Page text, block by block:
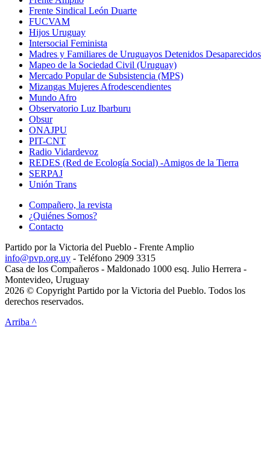
Frente Sindical León Duarte
FUCVAM
Hijos Uruguay
Intersocial Feminista
Madres y Familiares de Uruguayos Detenidos Desaparecidos
Mapeo de la Sociedad Civil (Uruguay)
Mercado Popular de Subsistencia (MPS)
Mizangas Mujeres Afrodescendientes
Mundo Afro
Observatorio Luz Ibarburu
Obsur
ONAJPU
PIT-CNT
Radio Vidardevoz
REDES (Red de Ecología Social) -Amigos de la Tierra
SERPAJ
Unión Trans
Compañero, la revista
¿Quiénes Somos?
Contacto
Partido por la Victoria del Pueblo - Frente Amplio
info@pvp.org.uy - Teléfono 2909 3315
Casa de los Compañeros - Maldonado 1000 esq. Julio Herrera -
Montevideo, Uruguay
2026 © Copyright Partido por la Victoria del Pueblo. Todos los
derechos reservados.
Arriba ^